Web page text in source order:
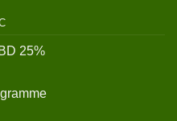
25%
gramme